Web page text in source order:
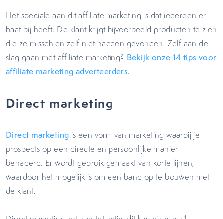
Het speciale aan dit affiliate marketing is dat iedereen er
baat bij heeft. De klant krijgt bijvoorbeeld producten te zien
die ze misschien zelf niet hadden gevonden. Zelf aan de
slag gaan met affiliate marketing? Bekijk onze 14 tips voor
affiliate marketing adverteerders.
Direct marketing
Direct marketing is een vorm van marketing waarbij je
prospects op een directe en persoonlijke manier
benaderd. Er wordt gebruik gemaakt van korte lijnen,
waardoor het mogelijk is om een band op te bouwen met
de klant.